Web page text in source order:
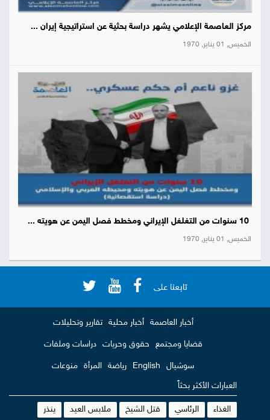
مركز العاصمة الإعلامي يشهر دراسة بحثية عن استراتيجية إيران ...
الخميس, 01 يناير, 1970
الخميس, 01 يناير, 1970
تابعنا على
أخبار العاصمة أخبار محلية تقارير وتحليلات
قضايا ومجتمع حقوق وحريات دراسات وملفات
سوشيال English رياضة المرأة منوعات
العبارات الأكثر بحثاً
الغذاء الرئاسي قتل الشيخ ملابس العيد ينذر